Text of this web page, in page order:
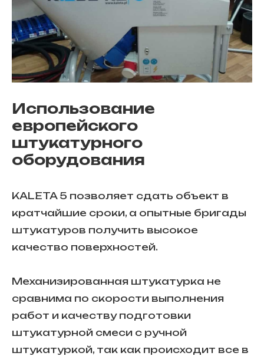
Использование
европейского
штукатурного
оборудования
KALETA 5 позволяет сдать объект в
кратчайшие сроки, а опытные бригады
штукатуров получить высокое
качество поверхностей.
Механизированная штукатурка не
сравнима по скорости выполнения
работ и качеству подготовки
штукатурной смеси с ручной
штукатуркой, так как происходит все в